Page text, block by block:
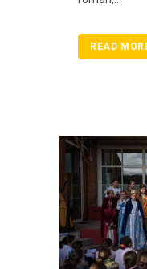
READ